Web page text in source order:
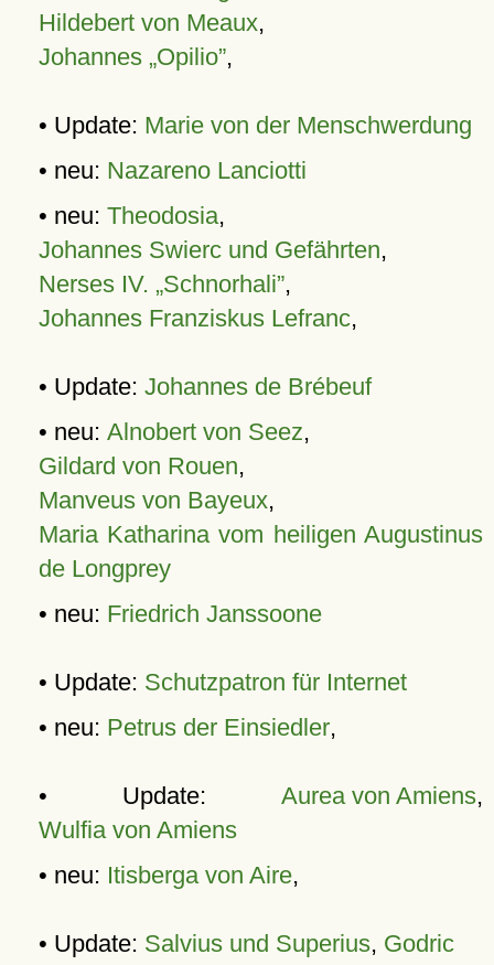
Hildebert von Meaux,
Johannes „Opilio”,
• Update: Marie von der Menschwerdung
• neu: Nazareno Lanciotti
• neu: Theodosia,
Johannes Swierc und Gefährten,
Nerses IV. „Schnorhali”,
Johannes Franziskus Lefranc,
• Update: Johannes de Brébeuf
• neu: Alnobert von Seez,
Gildard von Rouen,
Manveus von Bayeux,
Maria Katharina vom heiligen Augustinus
de Longprey
• neu: Friedrich Janssoone
• Update: Schutzpatron für Internet
• neu: Petrus der Einsiedler,
• Update: Aurea von Amiens,
Wulfia von Amiens
• neu: Itisberga von Aire,
• Update: Salvius und Superius, Godric